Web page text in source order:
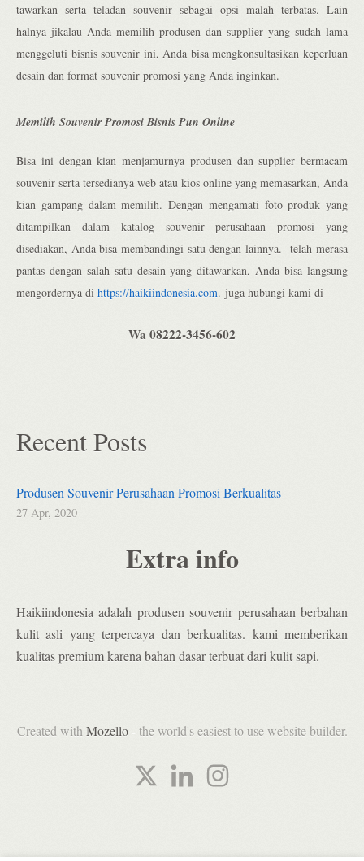
Recent Posts
Produsen Souvenir Perusahaan Promosi Berkualitas
27 Apr, 2020
Extra info
Haikiindonesia adalah produsen souvenir perusahaan berbahan
kulit asli yang terpercaya dan berkualitas. kami memberikan
kualitas premium karena bahan dasar terbuat dari kulit sapi.
tawarkan serta teladan souvenir sebagai opsi malah terbatas. Lain
halnya jikalau Anda memilih produsen dan supplier yang sudah lama
menggeluti bisnis souvenir ini, Anda bisa mengkonsultasikan keperluan
desain dan format souvenir promosi yang Anda inginkan.
Memilih Souvenir Promosi Bisnis Pun Online
Bisa ini dengan kian menjamurnya produsen dan supplier bermacam
souvenir serta tersedianya web atau kios online yang memasarkan, Anda
kian gampang dalam memilih. Dengan mengamati foto produk yang
ditampilkan dalam katalog souvenir perusahaan promosi yang
disediakan, Anda bisa membandingi satu dengan lainnya. telah merasa
pantas dengan salah satu desain yang ditawarkan, Anda bisa langsung
mengordernya di https://haikiindonesia.com. juga hubungi kami di
Wa 08222-3456-602
Created withMozello- the world's easiest to use website builder.